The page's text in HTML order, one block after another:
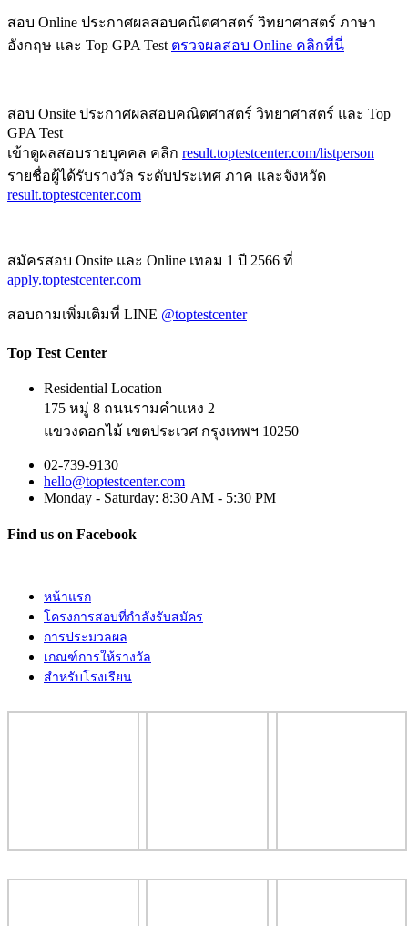
สอบ Online ประกาศผลสอบคณิตศาสตร์ วิทยาศาสตร์ ภาษา
อังกฤษ และ Top GPA Test ตรวจผลสอบ Online คลิกที่นี่
สอบ Onsite ประกาศผลสอบคณิตศาสตร์ วิทยาศาสตร์ และ Top
GPA Test
เข้าดูผลสอบรายบุคคล คลิก result.toptestcenter.com/listperson
รายชื่อผู้ได้รับรางวัล ระดับประเทศ ภาค และจังหวัด
result.toptestcenter.com
สมัครสอบ Onsite และ Online เทอม 1 ปี 2566 ที่
apply.toptestcenter.com
สอบถามเพิ่มเติมที่ LINE @toptestcenter
Top Test Center
Residential Location
175 หมู่ 8 ถนนรามคำแหง 2
แขวงดอกไม้ เขตประเวศ กรุงเทพฯ 10250
02-739-9130
hello@toptestcenter.com
Monday - Saturday: 8:30 AM - 5:30 PM
Find us on Facebook
หน้าแรก
โครงการสอบที่กำลังรับสมัคร
การประมวลผล
เกณฑ์การให้รางวัล
สำหรับโรงเรียน